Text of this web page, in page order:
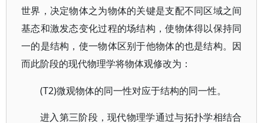
世界，决定物体之为物体的关键是支配不同区域之间
基态和激发态变化过程的场结构，使物体得以保持同
一的是结构，使一物体区别于他物体的也是结构。因
而此阶段的现代物理学将物体观修改为：
(T2)微观物体的同一性对应于结构的同一性。
进入第三阶段，现代物理学通过与拓扑学相结合